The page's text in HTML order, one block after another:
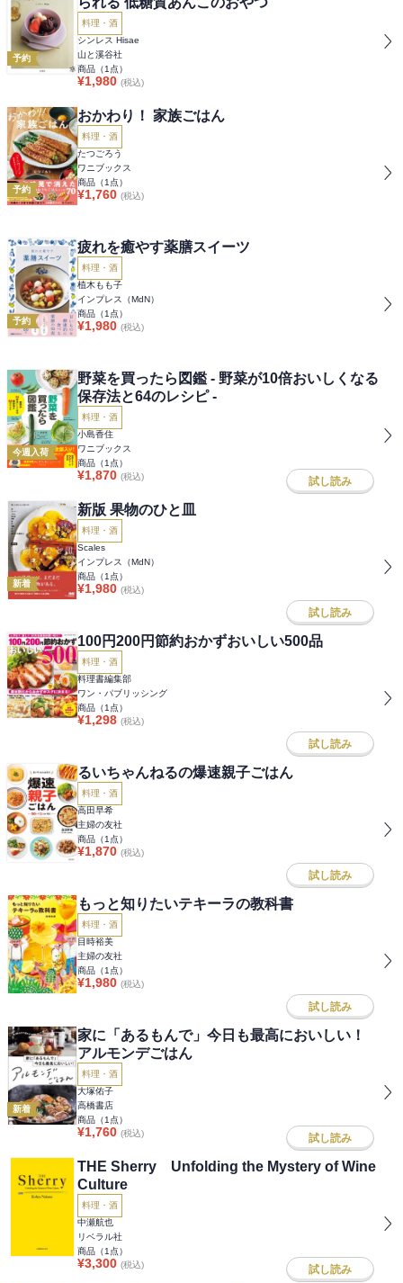
予約
料理・酒
シンレス Hisae
山と溪谷社
商品（1 点）
¥1,980 (税込)
予約
おかわり！ 家族ごはん
料理・酒
たつごろう
ワニブックス
商品（1 点）
¥1,760 (税込)
予約
疲れを癒やす薬膳スイーツ
料理・酒
植木もも子
インプレス（MdN）
商品（1 点）
¥1,980 (税込)
今週入荷
野菜を買ったら図鑑 - 野菜が10倍おいしくなる
保存法と64のレシピ -
料理・酒
小島香住
ワニブックス
商品（1 点）
¥1,870 (税込) 試し読み
新着
新版 果物のひと皿
料理・酒
Scales
インプレス（MdN）
商品（1 点）
¥1,980 (税込)
試し読み
100円200円節約おかずおいしい500品
料理・酒
料理書編集部
ワン・パブリッシング
商品（1 点）
¥1,298 (税込)
試し読み
るいちゃんねるの爆速親子ごはん
料理・酒
高田早希
主婦の友社
商品（1 点）
¥1,870 (税込)
試し読み
もっと知りたいテキーラの教科書
料理・酒
目時裕美
主婦の友社
商品（1 点）
¥1,980 (税込)
試し読み
新着
家に「あるもんで」今日も最高においしい！
アルモンデごはん
料理・酒
大塚佑子
高橋書店
商品（1 点）
¥1,760 (税込) 試し読み
THE Sherry Unfolding the Mystery of Wine
Culture
料理・酒
中瀬航也
リベラル社
商品（1 点）
¥3,300 (税込) 試し読み